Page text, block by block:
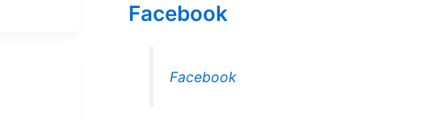
Facebook
Facebook